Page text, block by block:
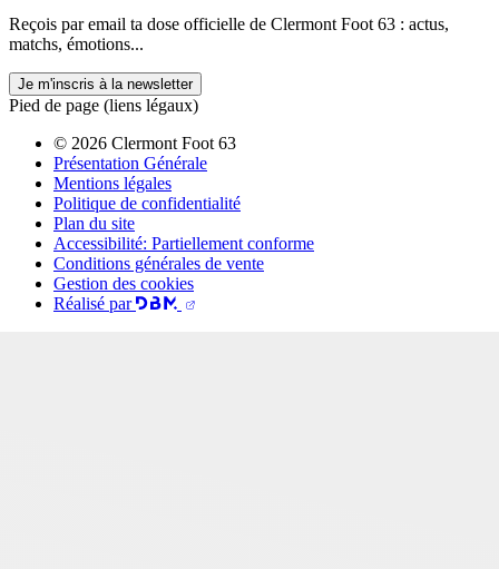
Reçois par email ta dose officielle de Clermont Foot 63 : actus,
matchs, émotions...
Je m'inscris à la newsletter
Pied de page (liens légaux)
© 2026 Clermont Foot 63
Présentation Générale
Mentions légales
Politique de confidentialité
Plan du site
Accessibilité: Partiellement conforme
Conditions générales de vente
Gestion des cookies
Réalisé par